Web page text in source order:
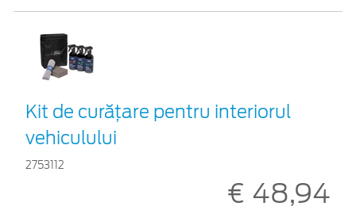
Kit de curățare pentru interiorul
vehiculului
2753112
€ 48,94